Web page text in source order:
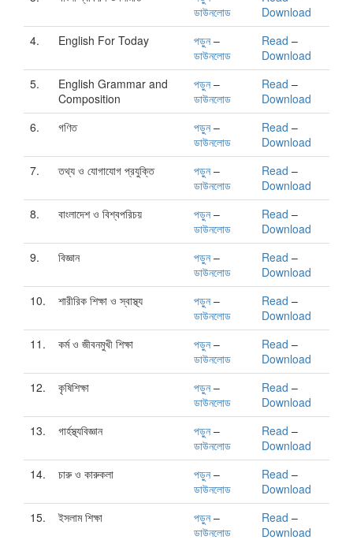
ডাউনলোড
Download
4.
English For Today পড়ুন–
ডাউনলোড
Read –
Download
5.
English Grammar and
Composition
পড়ুন–
ডাউনলোড
Read –
Download
6.
গণিত পড়ুন–
ডাউনলোড
Read –
Download
7.
তথ্য ও যোগাযোগ প্রযুক্তি পড়ুন–
ডাউনলোড
Read –
Download
8.
বাংলাদেশ ও বিশ্বপরিচয় পড়ুন–
ডাউনলোড
Read –
Download
9.
বিজ্ঞান পড়ুন–
ডাউনলোড
Read –
Download
10.
শারীরিক শিক্ষা ও স্বাস্থ্য পড়ুন–
ডাউনলোড
Read –
Download
11.
কর্ম ও জীবনমুখী শিক্ষা পড়ুন–
ডাউনলোড
Read –
Download
12.
কৃষিশিক্ষা পড়ুন–
ডাউনলোড
Read –
Download
13.
গার্হস্থ্যবিজ্ঞান পড়ুন–
ডাউনলোড
Read –
Download
14.
চারু ও কারুকলা পড়ুন–
ডাউনলোড
Read –
Download
15.
ইসলাম শিক্ষা পড়ুন–
ডাউনলোড
Read –
Download